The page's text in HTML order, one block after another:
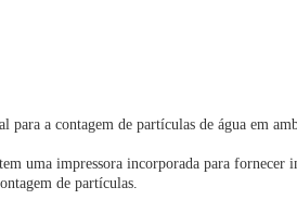
para a contagem de partículas de água em
uma impressora incorporada para fornecer
de partículas.